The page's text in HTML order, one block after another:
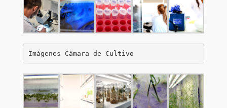
Imágenes Cámara de Cultivo